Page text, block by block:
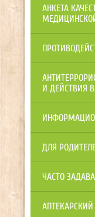
АНКЕТА
И ДЕЙСТВИЯ
ДЛЯ
ЧАСТО